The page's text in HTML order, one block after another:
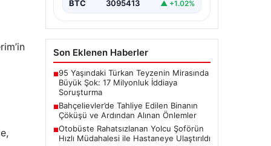
BTC 3095413 ▲ +1.02%
Son Eklenen Haberler
■95 Yaşındaki Türkan Teyzenin Mirasında
Büyük Şok: 17 Milyonluk İddiaya
Soruşturma
■Bahçelievler’de Tahliye Edilen Binanın
Çöküşü ve Ardından Alınan Önlemler
■Otobüste Rahatsızlanan Yolcu Şoförün
Hızlı Müdahalesi ile Hastaneye Ulaştırıldı